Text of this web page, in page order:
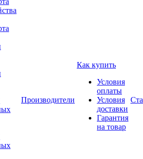
Производители
Как купить
Условия
оплаты
Условия
доставки
Гарантия
на товар